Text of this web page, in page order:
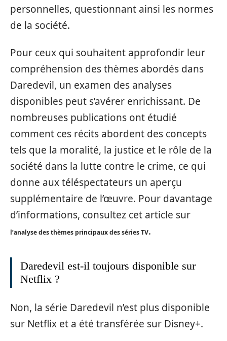
personnelles, questionnant ainsi les normes
de la société.
Pour ceux qui souhaitent approfondir leur
compréhension des thèmes abordés dans
Daredevil, un examen des analyses
disponibles peut s’avérer enrichissant. De
nombreuses publications ont étudié
comment ces récits abordent des concepts
tels que la moralité, la justice et le rôle de la
société dans la lutte contre le crime, ce qui
donne aux téléspectateurs un aperçu
supplémentaire de l’œuvre. Pour davantage
d’informations, consultez cet article sur
l’analyse des thèmes principaux des séries TV.
Daredevil est-il toujours disponible sur
Netflix ?
Non, la série Daredevil n’est plus disponible
sur Netflix et a été transférée sur Disney+.